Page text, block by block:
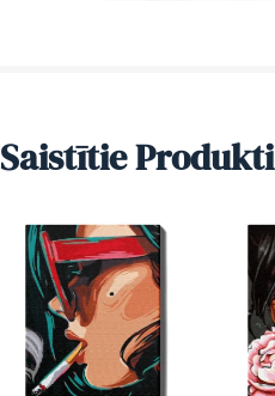
Saistītie Produkti